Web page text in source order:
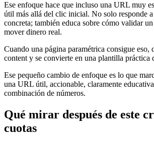
Ese enfoque hace que incluso una URL muy
útil más allá del clic inicial. No solo responde a
concreta; también educa sobre cómo validar
mover dinero real.
Cuando una página paramétrica consigue eso,
content y se convierte en una plantilla práctica
Ese pequeño cambio de enfoque es lo que
una URL útil, accionable, claramente
combinación de números.
Qué mirar después de este
cuotas